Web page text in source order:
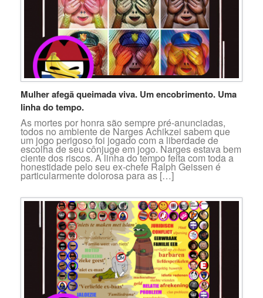
Mulher afegã queimada viva. Um encobrimento. Uma
linha do tempo.
As mortes por honra são sempre pré-anunciadas,
todos no ambiente de Narges Achikzei sabem que
um jogo perigoso foi jogado com a liberdade de
escolha de seu cônjuge em jogo. Narges estava bem
ciente dos riscos. A linha do tempo feita com toda a
honestidade pelo seu ex-chefe Ralph Geissen é
particularmente dolorosa para as […]